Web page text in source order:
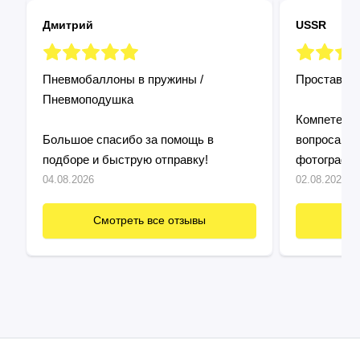
Дмитрий
Пневмобаллоны в пружины /
Пневмоподушка
Большое спасибо за помощь в
подборе и быструю отправку!
Установил без проблем, все четко
быстро и по делу!
04.08.2026
Смотреть все отзывы
USSR
Проставки
вопросам,
02.08.2026